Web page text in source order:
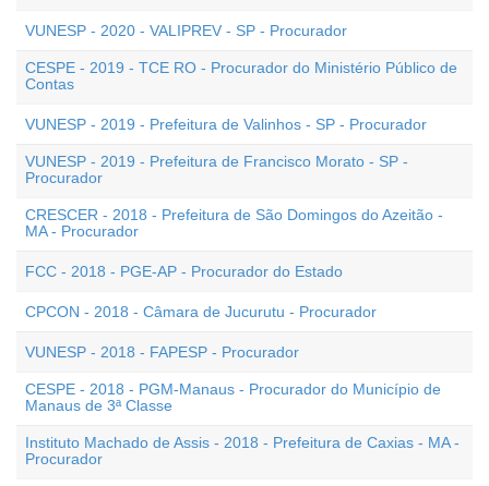
VUNESP - 2020 - VALIPREV - SP - Procurador
CESPE - 2019 - TCE RO - Procurador do Ministério Público de
Contas
VUNESP - 2019 - Prefeitura de Valinhos - SP - Procurador
VUNESP - 2019 - Prefeitura de Francisco Morato - SP -
Procurador
CRESCER - 2018 - Prefeitura de São Domingos do Azeitão -
MA - Procurador
FCC - 2018 - PGE-AP - Procurador do Estado
CPCON - 2018 - Câmara de Jucurutu - Procurador
VUNESP - 2018 - FAPESP - Procurador
CESPE - 2018 - PGM-Manaus - Procurador do Município de
Manaus de 3ª Classe
Instituto Machado de Assis - 2018 - Prefeitura de Caxias - MA -
Procurador